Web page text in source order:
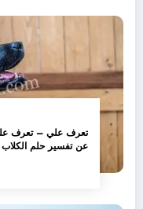
تعرف علي – تعرف على
عن تفسير حلم